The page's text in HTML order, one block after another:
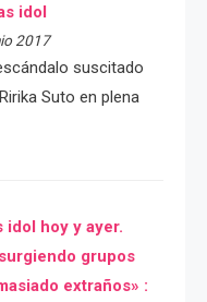
idol
2017
suscitado
Suto en plena
idol hoy y ayer.
grupos
extraños» :